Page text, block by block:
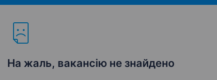
На жаль, вакансію не знайдено